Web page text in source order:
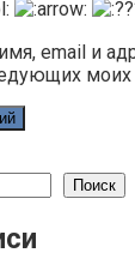
email и
Поиск